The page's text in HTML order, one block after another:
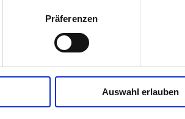
Präferenzen
Auswahl erlauben